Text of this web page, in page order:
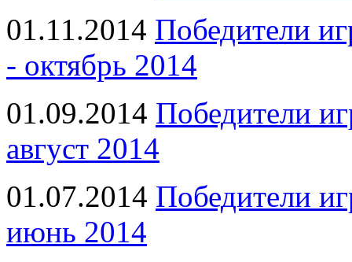
01.11.2014 Победители
- октябрь 2014
01.09.2014 Победители
август 2014
01.07.2014 Победители
июнь 2014